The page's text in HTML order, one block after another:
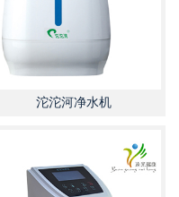
沱沱河净水机